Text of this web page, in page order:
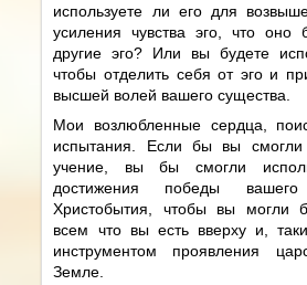
используете ли его для
усиления чувства эго, что оно
другие эго? Или вы будете
чтобы отделить себя от эго и
высшей волей вашего существа.
Мои возлюбленные сердца,
испытания. Если бы вы смогли
учение, вы бы смогли
достижения победы
Христобытия, чтобы вы могли
всем что вы есть вверху и,
инструментом проявления
Земле.